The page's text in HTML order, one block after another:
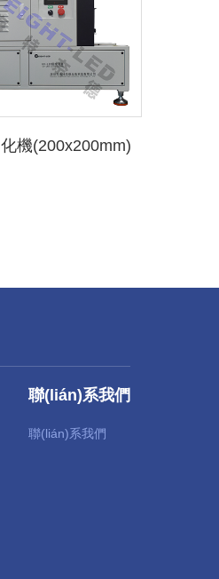
機(200x200mm)
聯(lián)系我們
聯(lián)系我們